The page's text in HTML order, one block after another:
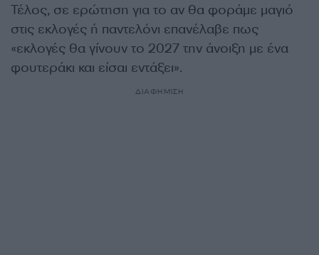
Τέλος, σε ερώτηση για το αν θα φοράμε μαγιό
στις εκλογές ή παντελόνι επανέλαβε πως
«εκλογές θα γίνουν το 2027 την άνοιξη με ένα
φουτεράκι και είσαι εντάξει».
ΔΙΑΦΗΜΙΣΗ